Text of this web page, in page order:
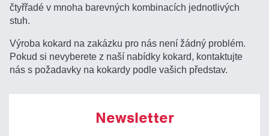
čtyřřadé v mnoha barevných kombinacích jednotlivých
stuh.
Výroba kokard na zakázku pro nás není žádný problém.
Pokud si nevyberete z naší nabídky kokard, kontaktujte
nás s požadavky na kokardy podle vašich představ.
Newsletter